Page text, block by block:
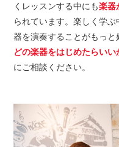
くレッスンする中にも楽器
られています。楽しく学
器を演奏することがもっと
どの楽器をはじめたらいい
にご相談ください。